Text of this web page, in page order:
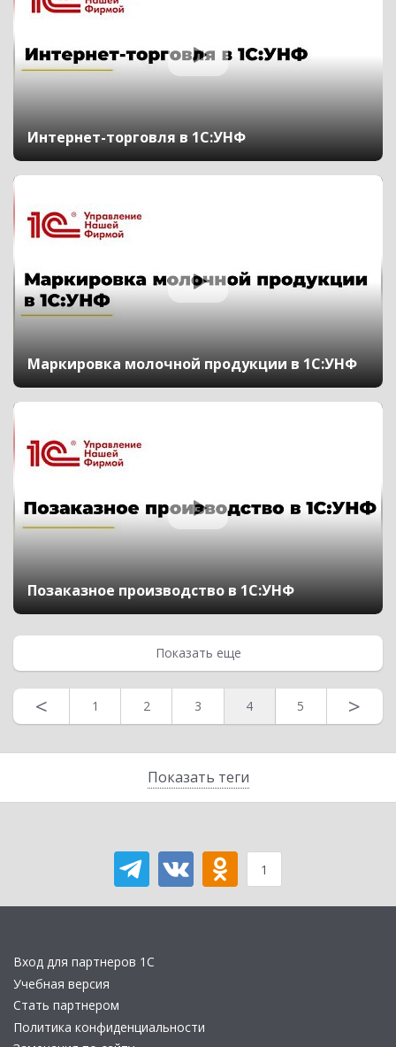
Показать теги
Интернет-торговля в 1С:УНФ
Маркировка молочной продукции в 1С:УНФ
Позаказное производство в 1С:УНФ
Показать еще
< 1 2 3 4 5 >
1
Вход для партнеров 1С
Учебная версия
Стать партнером
Политика конфиденциальности